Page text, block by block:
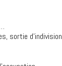
sortie d’indivision